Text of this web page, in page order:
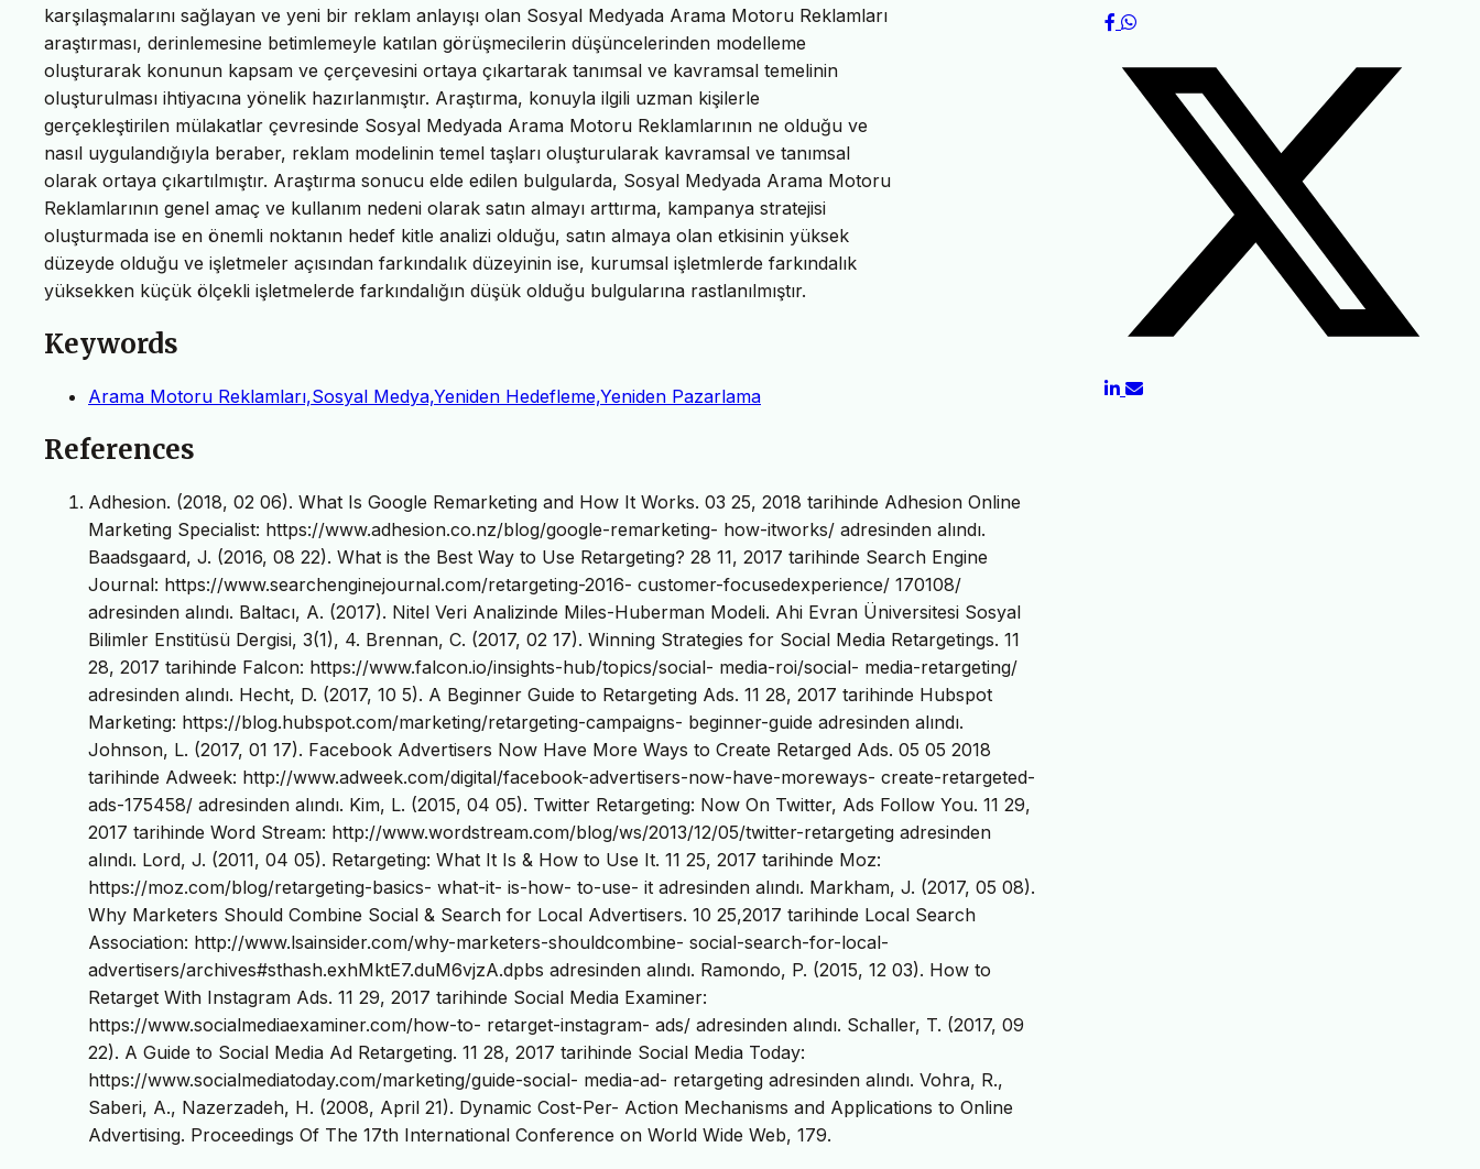
karşılaşmalarını sağlayan ve yeni bir reklam anlayışı olan Sosyal Medyada Arama Motoru Reklamları
araştırması, derinlemesine betimlemeyle katılan görüşmecilerin düşüncelerinden modelleme
oluşturarak konunun kapsam ve çerçevesini ortaya çıkartarak tanımsal ve kavramsal temelinin
oluşturulması ihtiyacına yönelik hazırlanmıştır. Araştırma, konuyla ilgili uzman kişilerle
gerçekleştirilen mülakatlar çevresinde Sosyal Medyada Arama Motoru Reklamlarının ne olduğu ve
nasıl uygulandığıyla beraber, reklam modelinin temel taşları oluşturularak kavramsal ve tanımsal
olarak ortaya çıkartılmıştır. Araştırma sonucu elde edilen bulgularda, Sosyal Medyada Arama Motoru
Reklamlarının genel amaç ve kullanım nedeni olarak satın almayı arttırma, kampanya stratejisi
oluşturmada ise en önemli noktanın hedef kitle analizi olduğu, satın almaya olan etkisinin yüksek
düzeyde olduğu ve işletmeler açısından farkındalık düzeyinin ise, kurumsal işletmlerde farkındalık
yüksekken küçük ölçekli işletmelerde farkındalığın düşük olduğu bulgularına rastlanılmıştır.
Keywords
Arama Motoru Reklamları,Sosyal Medya,Yeniden Hedefleme,Yeniden Pazarlama
References
Adhesion. (2018, 02 06). What Is Google Remarketing and How It Works. 03 25, 2018 tarihinde Adhesion Online
Marketing Specialist: https://www.adhesion.co.nz/blog/google-remarketing- how-itworks/ adresinden alındı.
Baadsgaard, J. (2016, 08 22). What is the Best Way to Use Retargeting? 28 11, 2017 tarihinde Search Engine
Journal: https://www.searchenginejournal.com/retargeting-2016- customer-focusedexperience/ 170108/
adresinden alındı. Baltacı, A. (2017). Nitel Veri Analizinde Miles-Huberman Modeli. Ahi Evran Üniversitesi Sosyal
Bilimler Enstitüsü Dergisi, 3(1), 4. Brennan, C. (2017, 02 17). Winning Strategies for Social Media Retargetings. 11
28, 2017 tarihinde Falcon: https://www.falcon.io/insights-hub/topics/social- media-roi/social- media-retargeting/
adresinden alındı. Hecht, D. (2017, 10 5). A Beginner Guide to Retargeting Ads. 11 28, 2017 tarihinde Hubspot
Marketing: https://blog.hubspot.com/marketing/retargeting-campaigns- beginner-guide adresinden alındı.
Johnson, L. (2017, 01 17). Facebook Advertisers Now Have More Ways to Create Retarged Ads. 05 05 2018
tarihinde Adweek: http://www.adweek.com/digital/facebook-advertisers-now-have-moreways- create-retargeted-
ads-175458/ adresinden alındı. Kim, L. (2015, 04 05). Twitter Retargeting: Now On Twitter, Ads Follow You. 11 29,
2017 tarihinde Word Stream: http://www.wordstream.com/blog/ws/2013/12/05/twitter-retargeting adresinden
alındı. Lord, J. (2011, 04 05). Retargeting: What It Is & How to Use It. 11 25, 2017 tarihinde Moz:
https://moz.com/blog/retargeting-basics- what-it- is-how- to-use- it adresinden alındı. Markham, J. (2017, 05 08).
Why Marketers Should Combine Social & Search for Local Advertisers. 10 25,2017 tarihinde Local Search
Association: http://www.lsainsider.com/why-marketers-shouldcombine- social-search-for-local-
advertisers/archives#sthash.exhMktE7.duM6vjzA.dpbs adresinden alındı. Ramondo, P. (2015, 12 03). How to
Retarget With Instagram Ads. 11 29, 2017 tarihinde Social Media Examiner:
https://www.socialmediaexaminer.com/how-to- retarget-instagram- ads/ adresinden alındı. Schaller, T. (2017, 09
22). A Guide to Social Media Ad Retargeting. 11 28, 2017 tarihinde Social Media Today:
https://www.socialmediatoday.com/marketing/guide-social- media-ad- retargeting adresinden alındı. Vohra, R.,
Saberi, A., Nazerzadeh, H. (2008, April 21). Dynamic Cost-Per- Action Mechanisms and Applications to Online
Advertising. Proceedings Of The 17th International Conference on World Wide Web, 179.